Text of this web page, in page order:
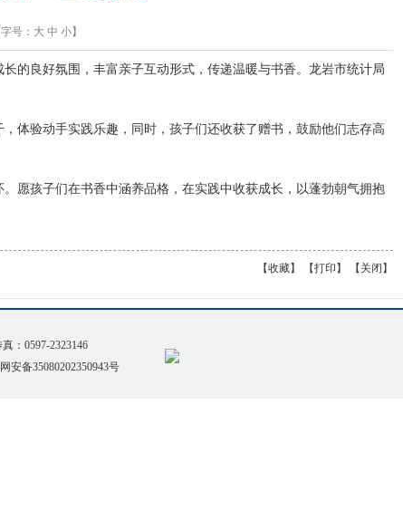
号： 大 中 小】
的良好氛围，丰富亲子互动形式，传递温暖与书香。龙岩市统计局
体验动手实践乐趣，同时，孩子们还收获了赠书，鼓励他们志存高
愿孩子们在书香中涵养品格，在实践中收获成长，以蓬勃朝气拥抱
【收藏】 【打印 】 【 关闭 】